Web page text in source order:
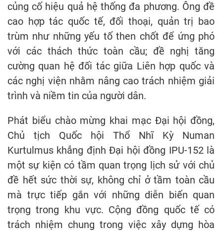
củng cố hiệu quả hệ thống đa phương. Ông đề
cao hợp tác quốc tế, đối thoại, quản trị bao
trùm như những yếu tố then chốt để ứng phó
với các thách thức toàn cầu; đề nghị tăng
cường quan hệ đối tác giữa Liên hợp quốc và
các nghị viện nhằm nâng cao trách nhiệm giải
trình và niềm tin của người dân.
Phát biểu chào mừng khai mạc Đại hội đồng,
Chủ tịch Quốc hội Thổ Nhĩ Kỳ Numan
Kurtulmus khẳng định Đại hội đồng IPU-152 là
một sự kiện có tầm quan trọng lịch sử với chủ
đề hết sức thời sự, không chỉ ở tầm toàn cầu
mà trực tiếp gắn với những diễn biến quan
trọng trong khu vực. Cộng đồng quốc tế có
trách nhiệm chung trong việc xây dựng hòa